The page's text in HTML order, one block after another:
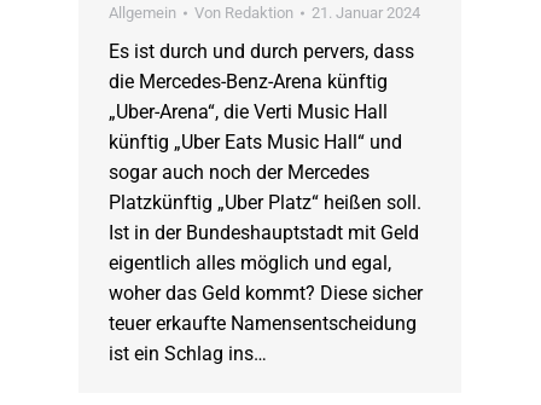
Allgemein Von Redaktion 21. Januar 2024
Es ist durch und durch pervers, dass
die Mercedes-Benz-Arena künftig
„Uber-Arena“, die Verti Music Hall
künftig „Uber Eats Music Hall“ und
sogar auch noch der Mercedes
Platzkünftig „Uber Platz“ heißen soll.
Ist in der Bundeshauptstadt mit Geld
eigentlich alles möglich und egal,
woher das Geld kommt? Diese sicher
teuer erkaufte Namensentscheidung
ist ein Schlag ins…